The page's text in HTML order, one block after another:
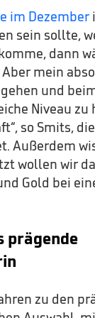
im Dezember
sein sollte,
dann
mein
und
Niveau zu
so Smits,
Außerdem
wollen wir
Gold bei
prägende
zu den